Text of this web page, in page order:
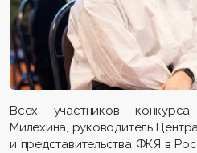
Всех участников
Милехина, руководитель
и представительства ФКЯ в